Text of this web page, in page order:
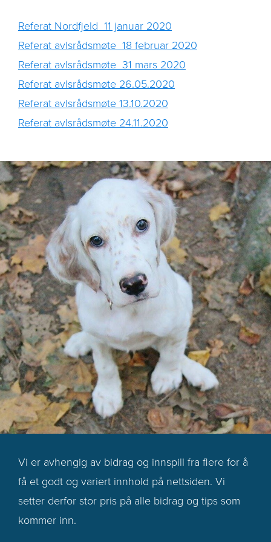
Referat Nordfjeld_11 januar 2020
Referat avlsrådsmøte_18 februar 2020
Referat avlsrådsmøte_31 mars 2020
Referat avlsrådsmøte 26.05.2020
Referat avlsrådsmøte 13.10.2020
Referat avlsrådsmøte 24.11.2020
Vi er avhengig av bidrag og innspill fra flere for å
få et godt og variert innhold på nettsiden. Vi
setter derfor stor pris på alle bidrag og tips som
kommer inn.